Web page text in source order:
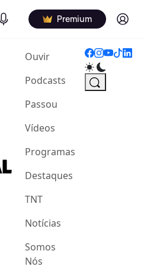
Podcasts Premium Log in
Ouvir(current)
Podcasts
Passou
Vídeos
Programas
Destaques
TNT
Notícias
Somos
Nós